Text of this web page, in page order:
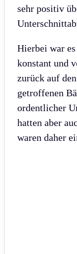
sehr positiv
Hierbei war
konstant und
zurück auf
getroffenen
ordentlicher
hatten aber
waren daher